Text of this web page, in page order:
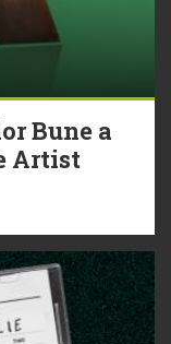
Bune a
Artist